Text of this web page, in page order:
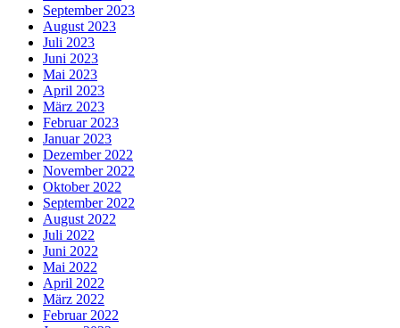
September 2023
August 2023
Juli 2023
Juni 2023
Mai 2023
April 2023
März 2023
Februar 2023
Januar 2023
Dezember 2022
November 2022
Oktober 2022
September 2022
August 2022
Juli 2022
Juni 2022
Mai 2022
April 2022
März 2022
Februar 2022